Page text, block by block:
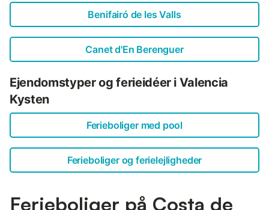
Benifairó de les Valls
Canet d'En Berenguer
Ejendomstyper og ferieidéer i Valencia
Kysten
Ferieboliger med pool
Ferieboliger og ferielejligheder
Ferieboliger på Costa de